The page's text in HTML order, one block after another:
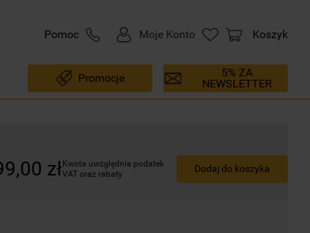
Pomoc Moje Konto Koszyk
Promocje
5% ZA
NEWSLETTER
,00 złKwota uwzględnia podatek
VAT oraz rabaty
Dodaj do koszyka